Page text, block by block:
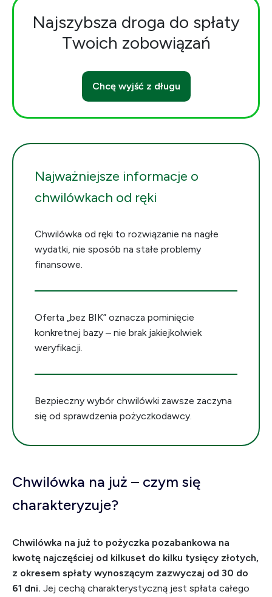
Najszybsza droga do spłaty
Twoich zobowiązań
Chcę wyjść z długu
Najważniejsze informacje o
chwilówkach od ręki
Chwilówka od ręki to rozwiązanie na nagłe
wydatki, nie sposób na stałe problemy
finansowe.
Oferta „bez BIK” oznacza pominięcie
konkretnej bazy – nie brak jakiejkolwiek
weryfikacji.
Bezpieczny wybór chwilówki zawsze zaczyna
się od sprawdzenia pożyczkodawcy.
Chwilówka na już – czym się
charakteryzuje?
Chwilówka na już to pożyczka pozabankowa na
kwotę najczęściej od kilkuset do kilku tysięcy złotych,
z okresem spłaty wynoszącym zazwyczaj od 30 do
61 dni. Jej cechą charakterystyczną jest spłata całego